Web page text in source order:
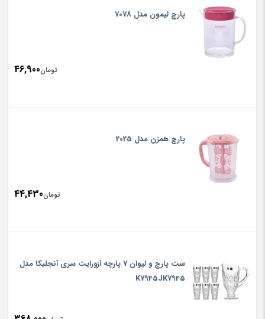
پارچ لیمون مدل 7078
تومان46,900
پارچ همزن مدل 2025
تومان44,430
ست پارچ و لیوان 7 پارچه آزورایت سری آنجلیکا مدل
K7945JK7945